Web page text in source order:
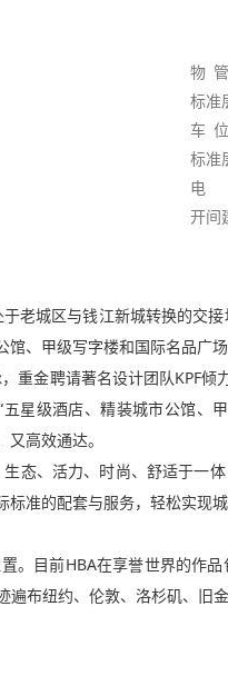
物
标准
车
标准
电
开间
老城区与钱江新城转换的交
馆、甲级写字楼和国际名品广
重金聘请著名设计团队KPF
星级酒店、精装城市公馆
又高效通达。
态、活力、时尚、舒适于一
标准的配套与服务，轻松实现
。目前HBA在享誉世界的作
遍布纽约、伦敦、洛杉矶、